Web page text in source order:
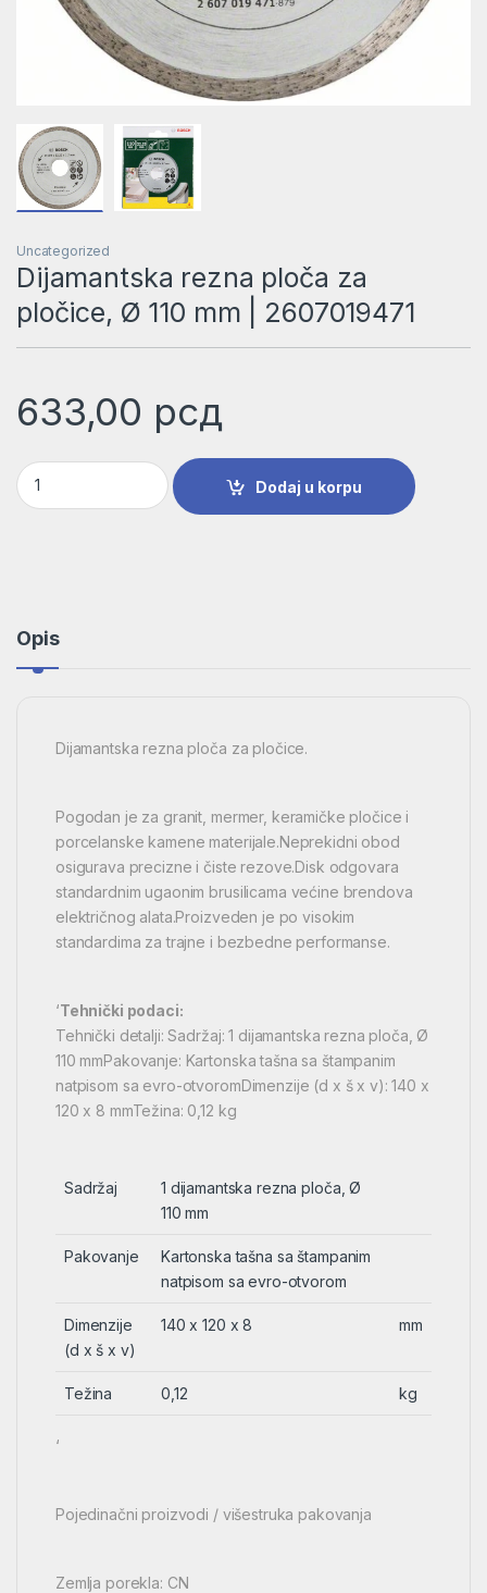
Uncategorized
Dijamantska rezna ploča za
pločice, Ø 110 mm | 2607019471
633,00 рсд
Dijamantska rezna ploča za pločice, Ø 110 mm | 2607019471
Dodaj u korpu
Opis
Dijamantska rezna ploča za pločice.
Pogodan je za granit, mermer, keramičke pločice i
porcelanske kamene materijale.Neprekidni obod
osigurava precizne i čiste rezove.Disk odgovara
standardnim ugaonim brusilicama većine brendova
električnog alata.Proizveden je po visokim
standardima za trajne i bezbedne performanse.
‘Tehnički podaci:
Tehnički detalji: Sadržaj: 1 dijamantska rezna ploča, Ø
110 mmPakovanje: Kartonska tašna sa štampanim
natpisom sa evro-otvoromDimenzije (d x š x v): 140 x
120 x 8 mmTežina: 0,12 kg
Sadržaj
1 dijamantska rezna ploča, Ø
110 mm
Pakovanje
Kartonska tašna sa štampanim
natpisom sa evro-otvorom
Dimenzije
(d x š x v)
140 x 120 x 8 mm
Težina 0,12 kg
‘
Pojedinačni proizvodi / višestruka pakovanja
Zemlja porekla: CN